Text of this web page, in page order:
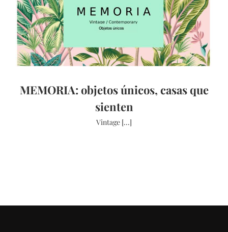
MEMORIA: objetos únicos, casas que
sienten
Vintage [...]